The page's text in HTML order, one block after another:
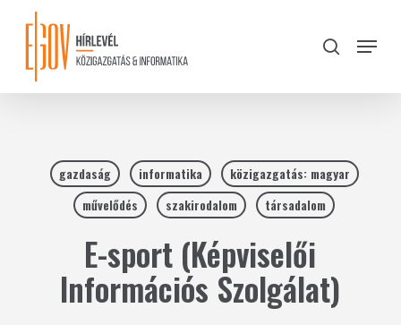
content
search
Menu
gazdaság informatika
közigazgatás: magyar
művelődés
szakirodalom társadalom
E-sport (Képviselői
Információs Szolgálat)
Close